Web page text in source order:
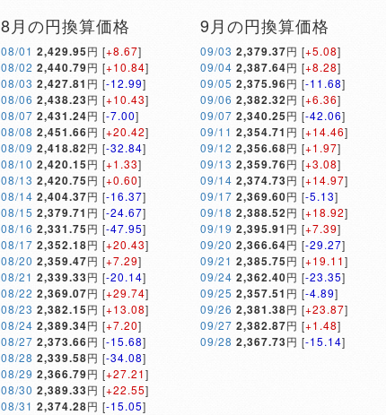
8月の円換算価格
08/01 2,429.95円 [+8.67]
08/02 2,440.79円 [+10.84]
08/03 2,427.81 円 [-12.99]
08/06 2,438.23円 [+10.43]
08/07 2,431.24円 [-7.00]
08/08 2,451.66円 [+20.42]
08/09 2,418.82円 [-32.84]
08/10 2,420.15円 [+1.33]
08/13 2,420.75円 [+0.60]
08/14 2,404.37円 [-16.37]
08/15 2,379.71 円 [-24.67]
08/16 2,331.75円 [-47.95]
08/17 2,352.18円 [+20.43]
08/20 2,359.47円 [+7.29]
08/21 2,339.33円 [-20.14]
08/22 2,369.07円 [+29.74]
08/23 2,382.15円 [+13.08]
08/24 2,389.34円 [+7.20]
08/27 2,373.66円 [-15.68]
08/28 2,339.58円 [-34.08]
08/29 2,366.79円 [+27.21]
08/30 2,389.33円 [+22.55]
08/31 2,374.28円 [-15.05]
9月の円換算価格
09/03 2,379.37円 [+5.08]
09/04 2,387.64円 [+8.28]
09/05 2,375.96円 [-11.68]
09/06 2,382.32円 [+6.36]
09/07 2,340.25円 [-42.06]
09/11 2,354.71 円 [+14.46]
09/12 2,356.68円 [+1.97]
09/13 2,359.76円 [+3.08]
09/14 2,374.73円 [+14.97]
09/17 2,369.60円 [-5.13]
09/18 2,388.52円 [+18.92]
09/19 2,395.91 円 [+7.39]
09/20 2,366.64円 [-29.27]
09/21 2,385.75円 [+19.11]
09/24 2,362.40円 [-23.35]
09/25 2,357.51 円 [-4.89]
09/26 2,381.38円 [+23.87]
09/27 2,382.87円 [+1.48]
09/28 2,367.73円 [-15.14]